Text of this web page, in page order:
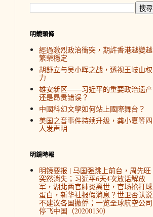
明鏡頭條
經過激烈政治衝突，期許香港越變越
繁榮穩定
胡舒立与吴小晖之战，透视王岐山权
力
雄安新区——习近平的重要政治遗产
还是昂贵错误？
中國科幻文學如何站上國際舞台？
美国之音事件持续升级，龚小夏等四
人发声明
明鏡時報
明镜要报 | 马国强跳上前台，周先旺
突然消失；习近平6天4次放话解放
军，湖北两官肺炎离世，官场抢打球
蛋白，新华社报假消息？世卫否认说
不建议各国撤侨；一览全球航空公司
停飞中国（20200130）